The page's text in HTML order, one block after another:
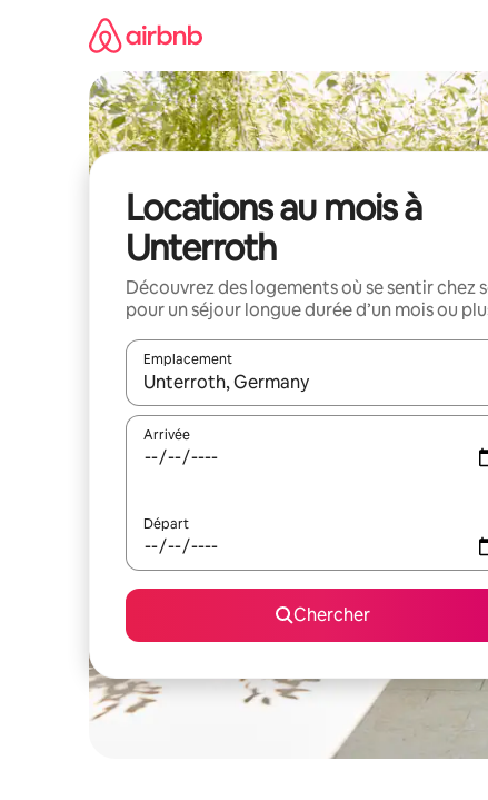
Locations au mois à
Unterroth
Découvrez des logements où se sentir chez
pour un séjour longue durée d’un mois ou
Emplacement
Quand les résultats sont affichés, parcourez-
Arrivée
Départ
Chercher